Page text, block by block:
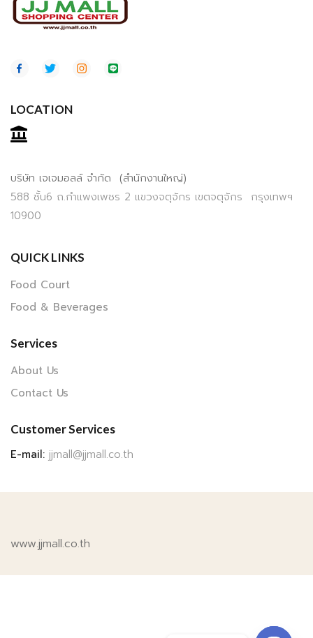
LOCATION
บริษัท เจเจมอลล์ จำกัด (สำนักงานใหญ่)
588 ชั้น6 ถ.กำแพงเพชร 2 แขวงจตุจักร เขตจตุจักร กรุงเทพฯ
10900
QUICK LINKS
Food Court
Food & Beverages
Services
About Us
Contact Us
Customer Services
E-mail: jjmall@jjmall.co.th
www.jjmall.co.th